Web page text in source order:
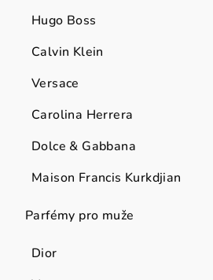
Hugo Boss
Calvin Klein
Versace
Carolina Herrera
Dolce & Gabbana
Maison Francis Kurkdjian
Parfémy pro muže
Dior